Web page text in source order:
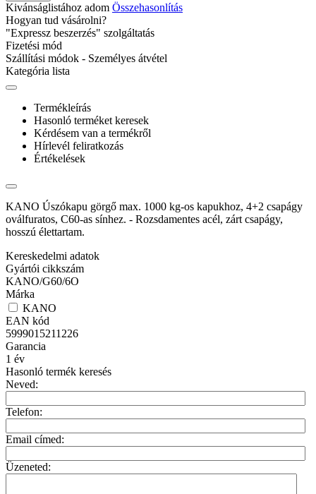
Kivánságlistához adom Összehasonlítás
Hogyan tud vásárolni?
"Expressz beszerzés" szolgáltatás
Fizetési mód
Szállítási módok - Személyes átvétel
Kategória lista
Termékleírás
Hasonló terméket keresek
Kérdésem van a termékről
Hírlevél feliratkozás
Értékelések
KANO Úszókapu görgő max. 1000 kg-os kapukhoz, 4+2 csapágy
oválfuratos, C60-as sínhez. - Rozsdamentes acél, zárt csapágy,
hosszú élettartam.
Kereskedelmi adatok
Gyártói cikkszám
KANO/G60/6O
Márka
KANO
EAN kód
5999015211226
Garancia
1 év
Hasonló termék keresés
Neved:
Telefon:
Email címed:
Üzeneted: